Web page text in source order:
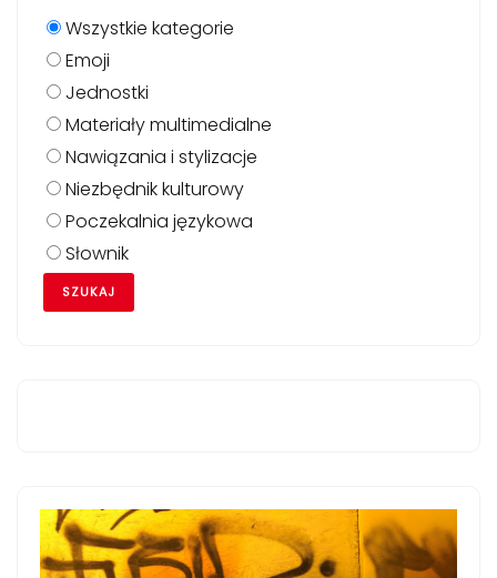
Wszystkie kategorie
Emoji
Jednostki
Materiały multimedialne
Nawiązania i stylizacje
Niezbędnik kulturowy
Poczekalnia językowa
Słownik